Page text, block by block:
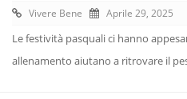
Vivere Bene Aprile 29, 2025
Le festività pasquali ci hanno
allenamento aiutano a ritrovare il